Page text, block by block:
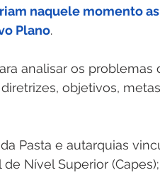
naquele momento
Plano.
analisar os problemas
objetivos,
Nível Superior